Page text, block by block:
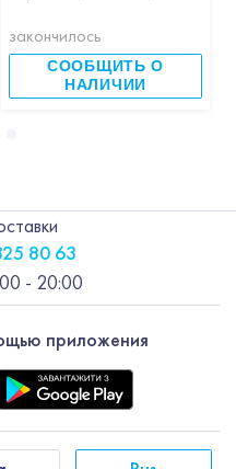
закончилось
СООБЩИТЬ О
НАЛИЧИИ
приложения
80 63
- 20:00